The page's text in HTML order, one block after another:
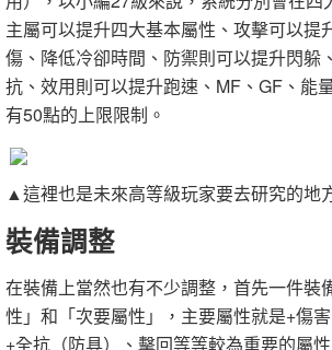
主屬可以提升四大基本屬性、攻擊可以提
傷、降低冷卻時間、防禦則可以提升閃躲
抗、效用則可以提升跑速、MF、GF、能
有50點的上限限制。
▲這裡也是未來高等級玩家要去研究的地
裝備調整
在裝備上當然也有不少調整，首先一件裝
性」和「次要屬性」，主要屬性就是+傷
+全抗（防具）、擊回等等較為重要的屬